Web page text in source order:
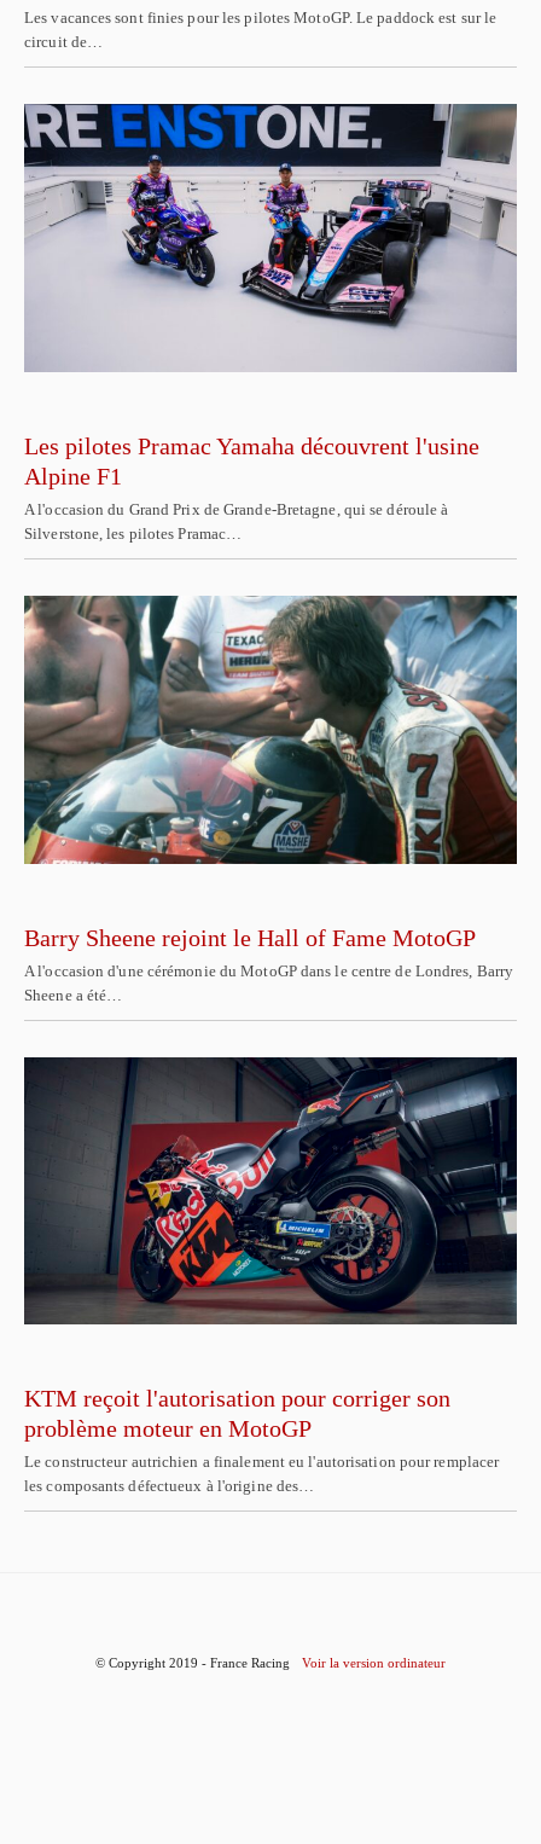
Les vacances sont finies pour les pilotes MotoGP. Le paddock est sur le
circuit de…
Les pilotes Pramac Yamaha découvrent l'usine
Alpine F1
A l'occasion du Grand Prix de Grande-Bretagne, qui se déroule à
Silverstone, les pilotes Pramac…
Barry Sheene rejoint le Hall of Fame MotoGP
A l'occasion d'une cérémonie du MotoGP dans le centre de Londres, Barry
Sheene a été…
KTM reçoit l'autorisation pour corriger son
problème moteur en MotoGP
Le constructeur autrichien a finalement eu l'autorisation pour remplacer
les composants défectueux à l'origine des…
© Copyright 2019 - France Racing Voir la version ordinateur